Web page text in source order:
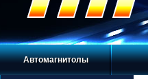
Автомагнитолы